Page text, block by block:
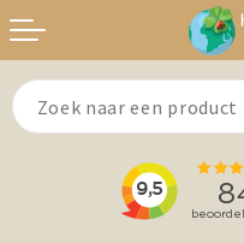
Agenda's + Kalenders
Beurzen & Events